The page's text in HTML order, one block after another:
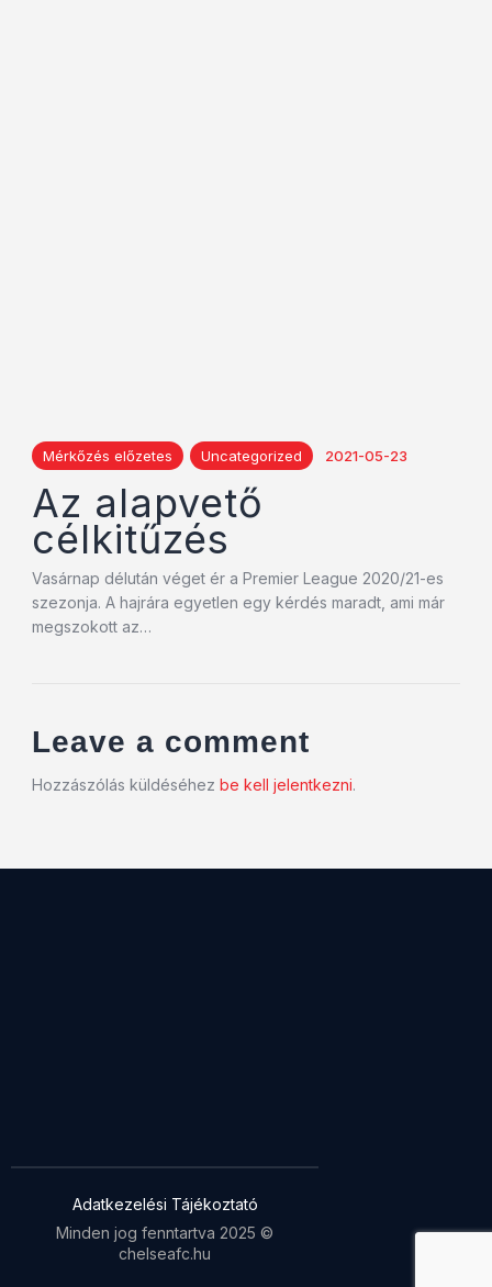
Mérkőzés előzetes Uncategorized 2021-05-23
Az alapvető
célkitűzés
Vasárnap délután véget ér a Premier League 2020/21-es
szezonja. A hajrára egyetlen egy kérdés maradt, ami már
megszokott az…
Leave a comment
Hozzászólás küldéséhez be kell jelentkezni.
Adatkezelési Tájékoztató
Minden jog fenntartva 2025 ©
chelseafc.hu